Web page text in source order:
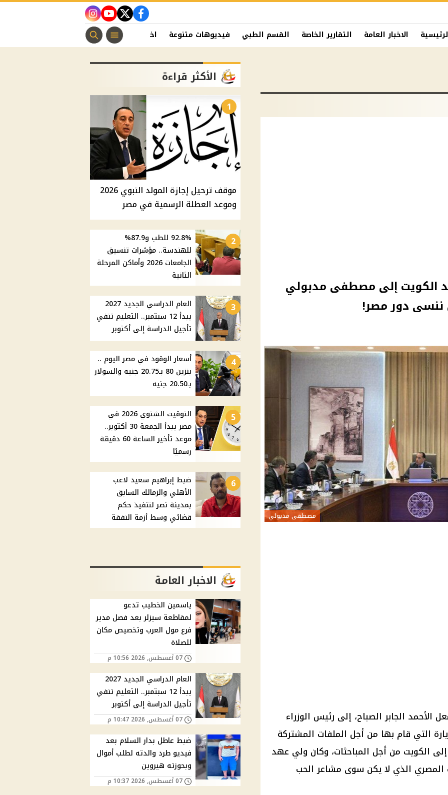
facebook
twitter
youtube
instagram
الاخبار العامة التقارير الخاصة القسم الطبي فيديوهات متنوعة اخبار الفن منوعات مسيحية
الكويت إلى مصطفى مدبولي
ننسى دور مصر!
مصطفى مدبولي
الجابر الصباح، إلى رئيس الوزراء
التي قام بها من أجل الملفات المشتركة
الكويت من أجل المباحثات، وكان ولي عهد
المصري الذي لا يكن سوى مشاعر الحب
الأكثر قراءة
1
موقف ترحيل إجازة المولد النبوي 2026
وموعد العطلة الرسمية في مصر
2
92.8% للطب و87.9%
للهندسة.. مؤشرات تنسيق
الجامعات 2026 وأماكن المرحلة
الثانية
3
العام الدراسي الجديد 2027
يبدأ 12 سبتمبر.. التعليم تنفي
تأجيل الدراسة إلى أكتوبر
4
أسعار الوقود في مصر اليوم ..
بنزين 80 بـ20.75 جنيه والسولار
بـ20.50 جنيه
5
التوقيت الشتوي 2026 في
مصر يبدأ الجمعة 30 أكتوبر..
موعد تأخير الساعة 60 دقيقة
رسميًا
6
ضبط إبراهيم سعيد لاعب
الأهلي والزمالك السابق
بمدينة نصر لتنفيذ حكم
قضائي وسط أزمة النفقة
الاخبار العامة
ياسمين الخطيب تدعو
لمقاطعة سيزلر بعد فصل مدير
فرع مول العرب وتخصيص مكان
للصلاة
07 أغسطس, 2026 10:56 م
العام الدراسي الجديد 2027
يبدأ 12 سبتمبر.. التعليم تنفي
تأجيل الدراسة إلى أكتوبر
07 أغسطس, 2026 10:47 م
ضبط عاطل بدار السلام بعد
فيديو طرد والدته لطلب أموال
وبحوزته هيروين
07 أغسطس, 2026 10:37 م